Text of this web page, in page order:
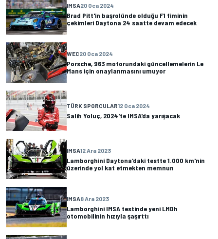
IMSA20 Oca 2024
Brad Pitt'in başrolünde olduğu F1 fiminin
çekimleri Daytona 24 saatte devam edecek
WEC20 Oca 2024
Porsche, 963 motorundaki güncellemelerin Le
Mans için onaylanmasını umuyor
TÜRK SPORCULAR12 Oca 2024
Salih Yoluç, 2024'te IMSA'da yarışacak
IMSA12 Ara 2023
Lamborghini Daytona'daki testte 1.000 km'nin
üzerinde yol kat etmekten memnun
IMSA8 Ara 2023
Lamborghini IMSA testinde yeni LMDh
otomobilinin hızıyla şaşırttı